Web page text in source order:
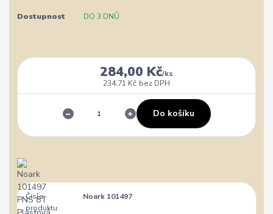
Dostupnost DO 3 DNŮ
284,00 Kč/ks
234,71 Kč bez DPH
Do košíku
Číslo
produktu:
Noark 101497